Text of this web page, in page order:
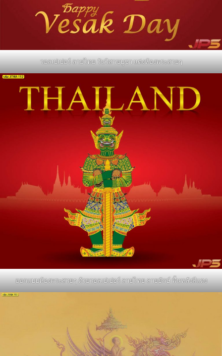
วอลเปเปอร์ ลายไทย วันวิสาขบูชา แต่งห้องพระสวยๆ
ออกแบบห้องพระสวยๆ ด้วยวอลเปเปอร์ ลายไทย ลายยักษ์ พื้นหลังสีแดง